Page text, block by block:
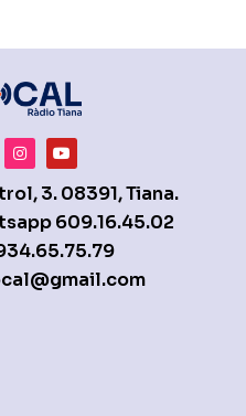
3. 08391, Tiana.
609.16.45.02